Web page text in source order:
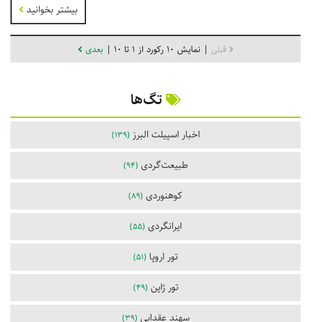
بیشتر بخوانید
قبلی | نمایش 10 رکورد از 1 تا 10 | بعدی
تگ‌ها
اخبار اسپیلت البرز (139)
طبیعت‌گردی (94)
کوهنوردی (89)
ایرانگردی (55)
تور اروپا (51)
تور ژاپن (49)
سهند عقدایی (39)